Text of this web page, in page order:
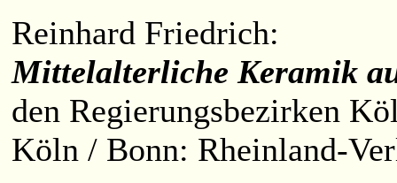
Reinhard Friedrich:
Mittelalterliche Keramik
den Regierungsbezirken
Köln / Bonn: Rheinland-